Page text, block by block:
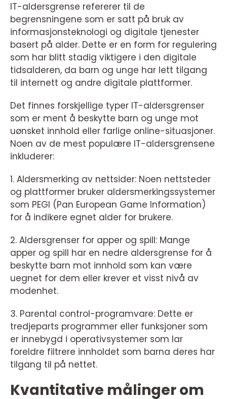
IT-aldersgrense refererer til de
begrensningene som er satt på bruk av
informasjonsteknologi og digitale tjenester
basert på alder. Dette er en form for regulering
som har blitt stadig viktigere i den digitale
tidsalderen, da barn og unge har lett tilgang
til internett og andre digitale plattformer.
Det finnes forskjellige typer IT-aldersgrenser
som er ment å beskytte barn og unge mot
uønsket innhold eller farlige online-situasjoner.
Noen av de mest populære IT-aldersgrensene
inkluderer:
1. Aldersmerking av nettsider: Noen nettsteder
og plattformer bruker aldersmerkingssystemer
som PEGI (Pan European Game Information)
for å indikere egnet alder for brukere.
2. Aldersgrenser for apper og spill: Mange
apper og spill har en nedre aldersgrense for å
beskytte barn mot innhold som kan være
uegnet for dem eller krever et visst nivå av
modenhet.
3. Parental control-programvare: Dette er
tredjeparts programmer eller funksjoner som
er innebygd i operativsystemer som lar
foreldre filtrere innholdet som barna deres har
tilgang til på nettet.
Kvantitative målinger om